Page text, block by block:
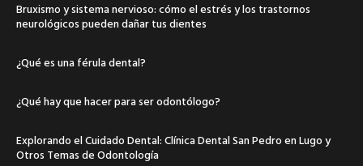
Bruxismo y sistema nervioso: cómo el estrés y los trastornos
neurológicos pueden dañar tus dientes
¿Qué es una férula dental?
¿Qué hay que hacer para ser odontólogo?
Explorando el Cuidado Dental: Clínica Dental San Pedro en Lugo y
Otros Temas de Odontología